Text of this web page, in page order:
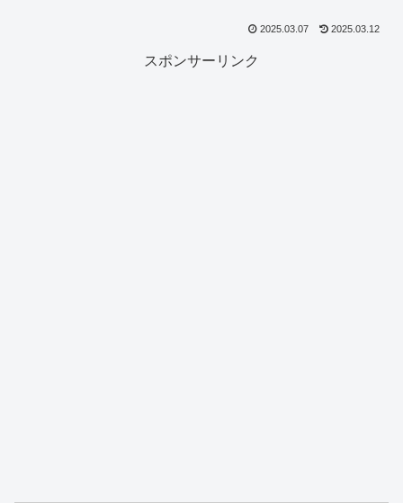
2025.03.07 2025.03.12
スポンサーリンク